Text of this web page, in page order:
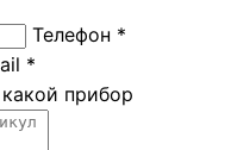
Телефон *
*
прибор